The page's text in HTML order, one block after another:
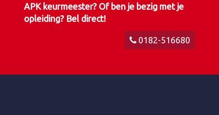
APK keurmeester? Of ben je bezig met je
opleiding? Bel direct!
0182-516680